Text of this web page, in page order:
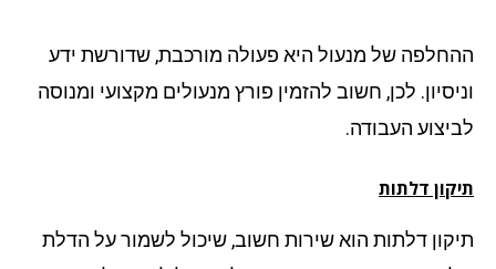
של מנעול היא פעולה מורכבת, שדורשת ידע
לכן, חשוב להזמין פורץ מנעולים מקצועי ומנוסה
העבודה.
דלתות
דלתות הוא שירות חשוב, שיכול לשמור על הדלת